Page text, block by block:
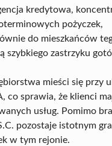
kredytowa,
pożyczek,
do mieszkańców
szybkiego zastrzyku
mieści się przy
co sprawia, że klienci
usług. Pomimo
pozostaje istotnym
w tym rejonie.